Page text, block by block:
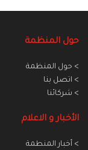
حول المنظمة
> حول المنظمة
> اتصل بنا
> شركائنا
الأخبار و الاعلام
> أخبار المنطمة